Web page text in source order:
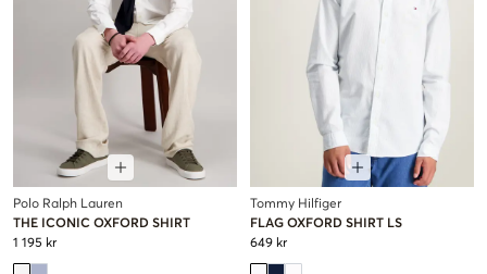
Polo Ralph Lauren
THE ICONIC OXFORD SHIRT
1 195 kr
Tommy Hilfiger
FLAG OXFORD SHIRT LS
649 kr